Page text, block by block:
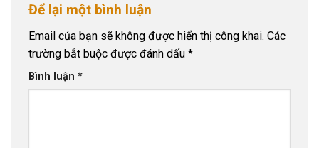
Để lại một bình luận
Email của bạn sẽ không được hiển thị công khai. Các
trường bắt buộc được đánh dấu *
Bình luận *